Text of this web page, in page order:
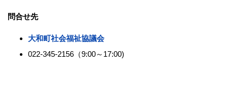
問合せ先
大和町社会福祉協議会
022-345-2156（9:00～17:00)